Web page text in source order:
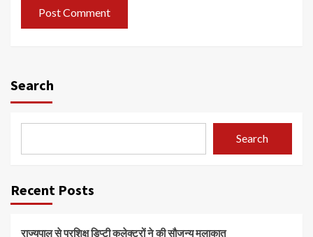
Search
Search
Recent Posts
राज्यपाल से प्रशिक्षु डिप्टी कलेक्टरों ने की सौजन्य मुलाकात